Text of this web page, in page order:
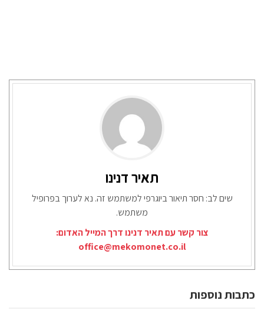
תאיר דנינו
שים לב: חסר תיאור ביוגרפי למשתמש זה. נא לערוך בפרופיל
משתמש.
צור קשר עם תאיר דנינו דרך המייל האדום:
office@mekomonet.co.il
כתבות נוספות